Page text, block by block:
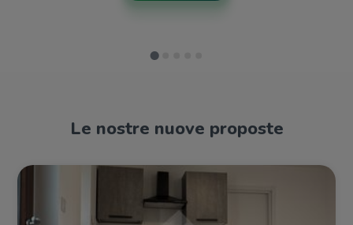
Le nostre nuove proposte